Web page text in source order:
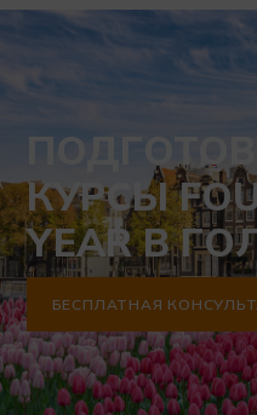
КУРСЫ
YEAR В
БЕСПЛАТНАЯ